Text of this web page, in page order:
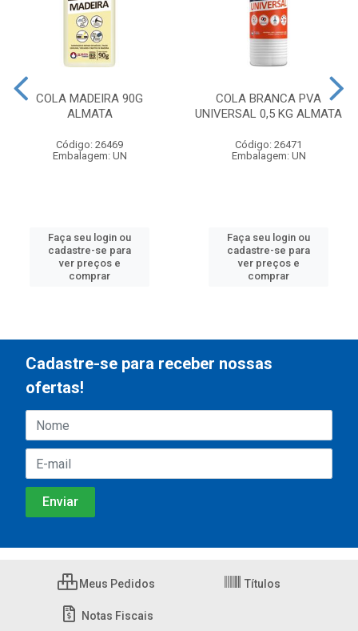
COLA MADEIRA 90G
ALMATA
Código: 26469
Embalagem: UN
Faça seu login ou
cadastre-se para
ver preços e
comprar
COLA BRANCA PVA
UNIVERSAL 0,5 KG ALMATA
Código: 26471
Embalagem: UN
Faça seu login ou
cadastre-se para
ver preços e
comprar
Cadastre-se para receber nossas
ofertas!
Meus Pedidos Títulos
Notas Fiscais